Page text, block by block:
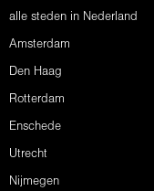
alle steden in Nederland
Amsterdam
Den Haag
Rotterdam
Enschede
Utrecht
Nijmegen